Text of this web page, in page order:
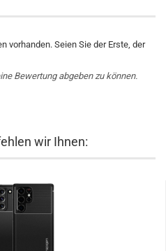
vorhanden. Seien Sie der Erste, der
Bewertung abgeben zu können.
wir Ihnen: